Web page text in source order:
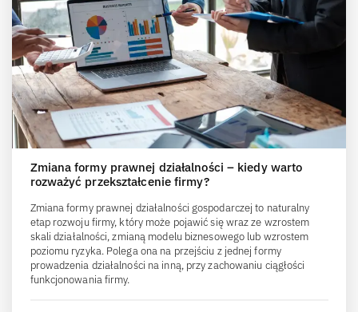
Zmiana formy prawnej działalności – kiedy warto
rozważyć przekształcenie firmy?
Zmiana formy prawnej działalności gospodarczej to naturalny
etap rozwoju firmy, który może pojawić się wraz ze wzrostem
skali działalności, zmianą modelu biznesowego lub wzrostem
poziomu ryzyka. Polega ona na przejściu z jednej formy
prowadzenia działalności na inną, przy zachowaniu ciągłości
funkcjonowania firmy.